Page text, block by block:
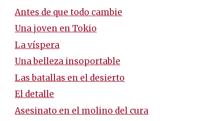
Antes de que todo cambie
Una joven en Tokio
La víspera
Una belleza insoportable
Las batallas en el desierto
El detalle
Asesinato en el molino del cura